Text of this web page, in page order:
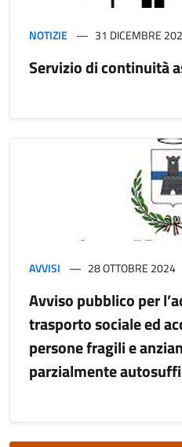
NOTIZIE 31 DICEMBRE
Servizio di continuità
AVVISI 28 OTTOBRE 2024
Avviso pubblico per
trasporto sociale ed
persone fragili e
parzialmente